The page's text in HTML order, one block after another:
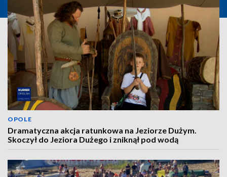
OPOLE
Dramatyczna akcja ratunkowa na Jeziorze Dużym.
Skoczył do Jeziora Dużego i zniknął pod wodą